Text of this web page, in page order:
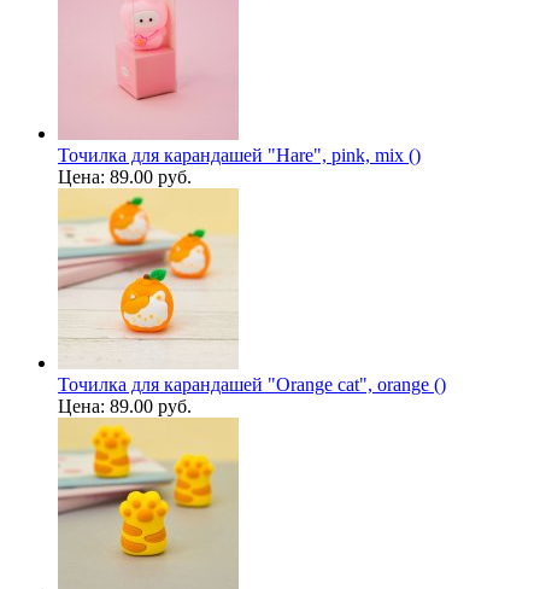
Точилка для карандашей "Hare", pink, mix ()
Цена: 89.00 руб.
Точилка для карандашей "Orange cat", orange ()
Цена: 89.00 руб.